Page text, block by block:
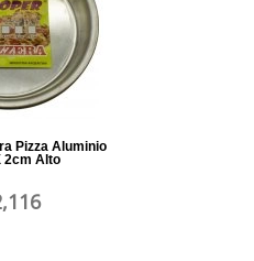
Pizza Aluminio
2cm Alto